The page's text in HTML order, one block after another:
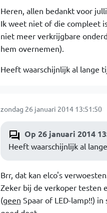
Heren, allen bedankt voor
Ik weet niet of die compleet
niet meer verkrijgbare
hem overnemen).
Heeft waarschijnlijk al lange
zondag 26 januari 2014 13:51:50
Op 26 januari 2014
Heeft waarschijnlijk al
Brr, dat kan elco's
Zeker bij de verkoper testen
(geen Spaar of LED-lamp!!)